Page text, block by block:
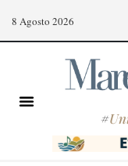
8 Agosto 2026
#